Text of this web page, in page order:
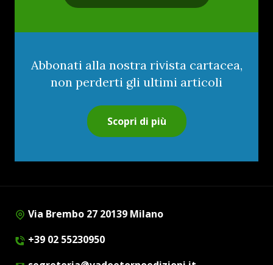
Abbonati alla nostra rivista cartacea,
non perderti gli ultimi articoli
Scopri di più
Via Brembo 27 20139 Milano
+39 02 55230950